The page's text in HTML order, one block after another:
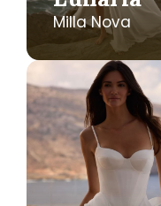
Milla Nova